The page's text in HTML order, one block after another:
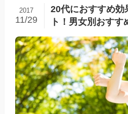
20代におすすめ効
ト！男女別おすす
2017
11/29